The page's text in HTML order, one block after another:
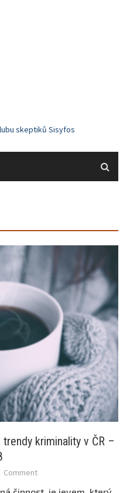
skeptiků Sisyfos
kriminality v ČR –
Comment